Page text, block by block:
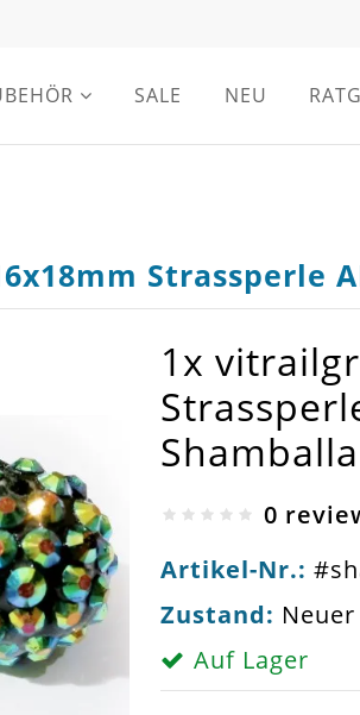
SALE NEU
Strassperle
1x
Shamballa
0
Artikel-Nr.:
Zustand:
Auf Lager